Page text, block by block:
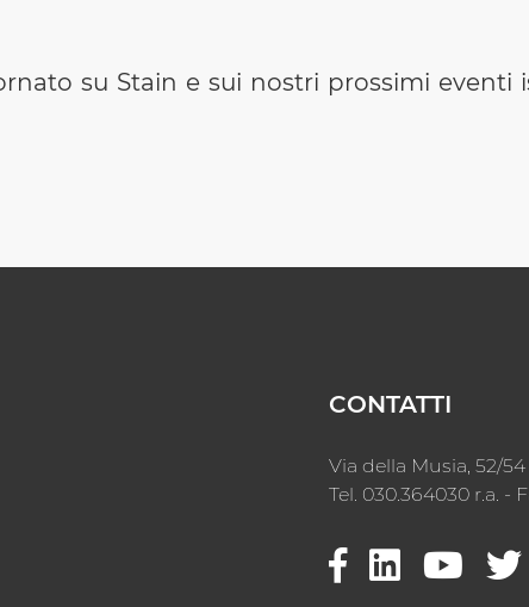
su Stain e sui nostri prossimi eventi
CONTATTI
Via della Musia, 52/54
Tel. 030.364030 r.a. -